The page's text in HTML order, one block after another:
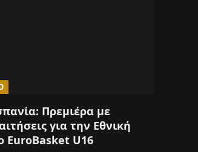
Πρεμιέρα με
για την Εθνική
EuroBasket U16